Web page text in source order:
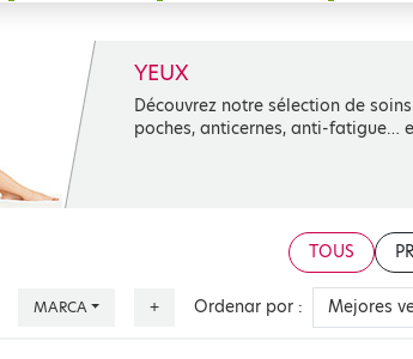
YEUX
Découvrez notre sélection de
poches, anticernes, anti-fatigue…
TOUS
MARCA + Ordenar por :